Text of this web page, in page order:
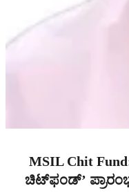
MSIL Chit
ಚಿಟ್‌ಫಂಡ್’